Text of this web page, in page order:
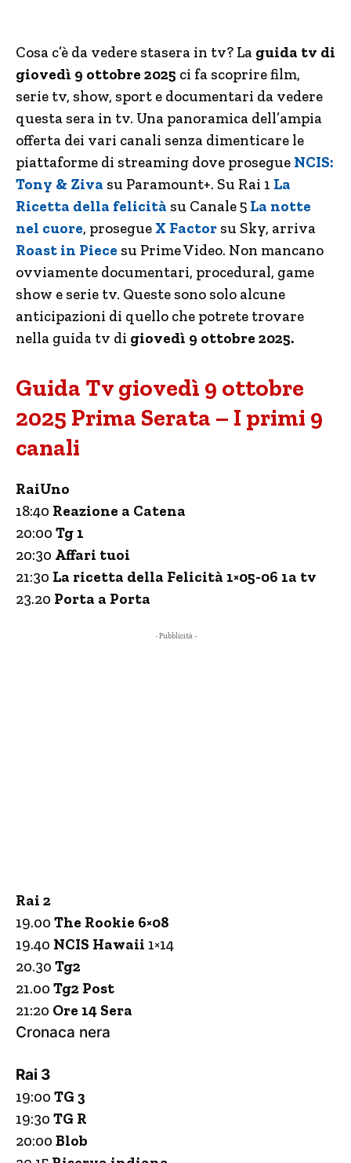
Cosa c’è da vedere stasera in tv? La guida tv di
giovedì 9 ottobre 2025 ci fa scoprire film,
serie tv, show, sport e documentari da vedere
questa sera in tv. Una panoramica dell’ampia
offerta dei vari canali senza dimenticare le
piattaforme di streaming dove prosegue NCIS:
Tony & Ziva su Paramount+. Su Rai 1 La
Ricetta della felicità su Canale 5 La notte
nel cuore, prosegue X Factor su Sky, arriva
Roast in Piece su Prime Video. Non mancano
ovviamente documentari, procedural, game
show e serie tv. Queste sono solo alcune
anticipazioni di quello che potrete trovare
nella guida tv di giovedì 9 ottobre 2025.
Guida Tv giovedì 9 ottobre
2025 Prima Serata – I primi 9
canali
RaiUno
18:40 Reazione a Catena
20:00 Tg 1
20:30 Affari tuoi
21:30 La ricetta della Felicità 1×05-06 1a tv
23.20 Porta a Porta
- Pubblicità -
Rai 2
19.00 The Rookie 6×08
19.40 NCIS Hawaii 1×14
20.30 Tg2
21.00 Tg2 Post
21:20 Ore 14 Sera
Cronaca nera
Rai 3
19:00 TG 3
19:30 TG R
20:00 Blob